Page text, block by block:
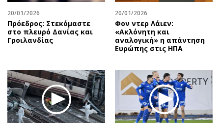
Υγεία
Πολιτική
Βουλευτικές 2026
Δημοσκοπήσεις
Διπλωματία
Αθλητισμός
Κύπρος
The Hill
Υγεία
Αγγελίες
Ενοικιάζονται
Ζητούν εργασία
Θέσεις εργασίας
Νέα
20/01/2026
Πρόεδρος: Στεκόμαστε
στο πλευρό Δανίας και
Γροιλανδίας
20/01/2026
Φον ντερ Λάιεν:
«Ακλόνητη και
αναλογική» η απάντηση
Ευρώπης στις ΗΠΑ